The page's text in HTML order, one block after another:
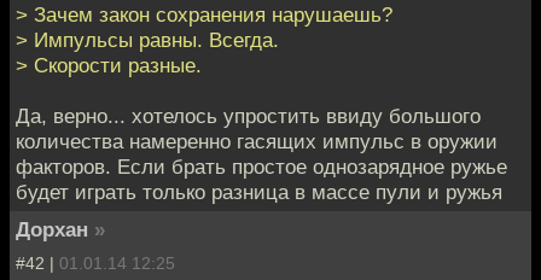
> Зачем закон сохранения нарушаешь?
> Импульсы равны. Всегда.
> Скорости разные.
Да, верно... хотелось упростить ввиду большого
количества намеренно гасящих импульс в оружии
факторов. Если брать простое однозарядное ружье
будет играть только разница в массе пули и ружья
Дорхан »
#42 | 01.01.14 12:25